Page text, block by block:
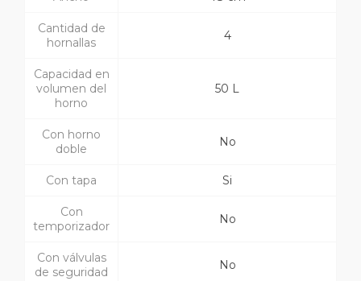
Cantidad de
hornallas
4
Capacidad en
volumen del
horno
50 L
Con horno
doble
No
Con tapa Si
Con
temporizador
No
Con válvulas
de seguridad
No